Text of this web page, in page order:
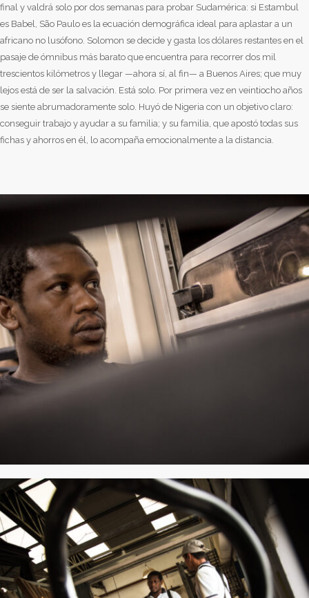
final y valdrá solo por dos semanas para probar Sudamérica: si Estambul
es Babel, São Paulo es la ecuación demográfica ideal para aplastar a un
africano no lusófono. Solomon se decide y gasta los dólares restantes en el
pasaje de ómnibus más barato que encuentra para recorrer dos mil
trescientos kilómetros y llegar —ahora sí, al fin— a Buenos Aires; que muy
lejos está de ser la salvación. Está solo. Por primera vez en veintiocho años
se siente abrumadoramente solo. Huyó de Nigeria con un objetivo claro:
conseguir trabajo y ayudar a su familia; y su familia, que apostó todas sus
fichas y ahorros en él, lo acompaña emocionalmente a la distancia.